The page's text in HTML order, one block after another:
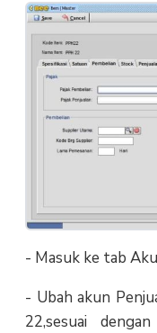
- Masuk ke tab
- Ubah akun
22,sesuai